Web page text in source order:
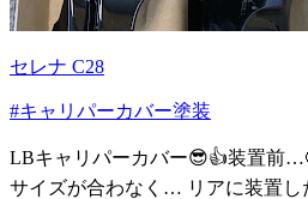
セレナ C28
#キャリパーカバー塗装
LBキャリパーカバー😎👍装置前
サイズが合わなく… リアに装置